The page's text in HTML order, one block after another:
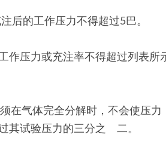
后的工作压力不得超过5巴。
作压力或充注率不得超过列表所
在气体完全分解时，不会使压力
其试验压力的三分之 二。